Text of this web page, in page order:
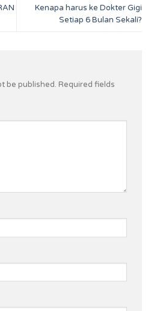
Kenapa harus ke Dokter Gigi
Setiap 6 Bulan Sekali?
be published. Required fields